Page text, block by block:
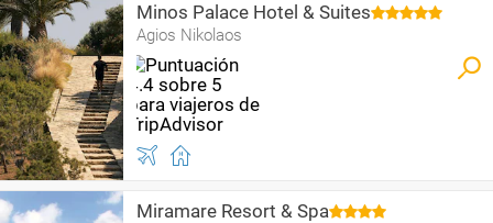
Minos Palace Hotel & Suites
Agios Nikolaos
Miramare Resort & Spa